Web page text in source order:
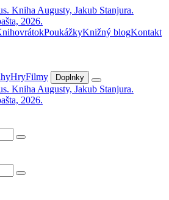
PoukážkyKnižný blogKontakt
HryFilmy Doplnky